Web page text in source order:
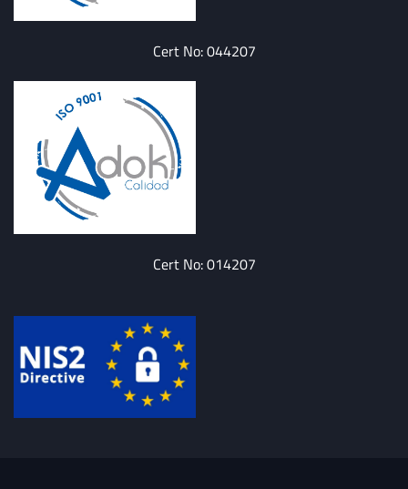
Cert No: 044207
Cert No: 014207